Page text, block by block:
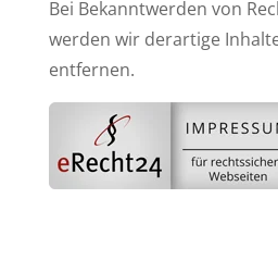
Bei Bekanntwerden von
werden wir derartige
entfernen.